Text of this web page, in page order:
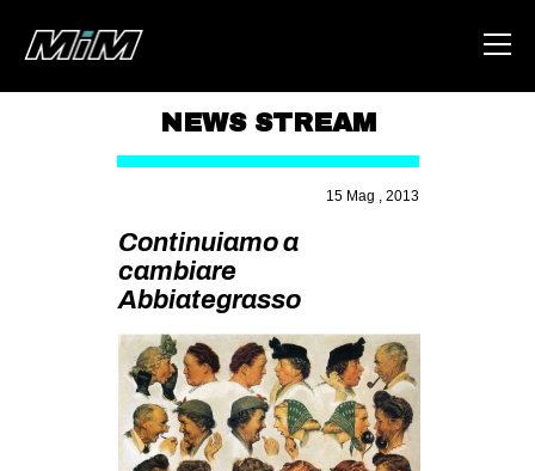
AREA
DEGENERAZIONE
GAZA FREESTYLE
CSOA LAMBRETTA
MSM
STUDENTI TSUNAMI
NEWS STREAM
15 Mag , 2013
Continuiamo a
cambiare
Abbiategrasso